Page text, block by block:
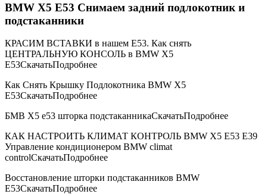
BMW X5 E53 Снимаем задний подлокотник и
подстаканники
КРАСИМ ВСТАВКИ в нашем E53. Как снять
ЦЕНТРАЛЬНУЮ КОНСОЛЬ в BMW X5
E53СкачатьПодробнее
Как Снять Крышку Подлокотника BMW X5
E53СкачатьПодробнее
БМВ Х5 е53 шторка подстаканникаСкачатьПодробнее
КАК НАСТРОИТЬ КЛИМАТ КОНТРОЛЬ BMW X5 E53 E39
Управление кондиционером BMW climat
controlСкачатьПодробнее
Восстановление шторки подстаканников BMW
E53СкачатьПодробнее